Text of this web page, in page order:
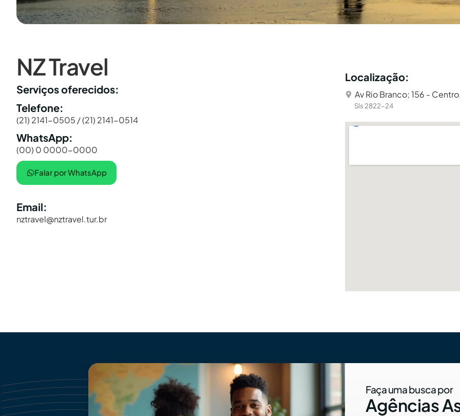
NZ Travel
Serviços oferecidos:
Telefone:
(21) 2141-0505 / (21) 2141-0514
WhatsApp:
(00) 0 0000-0000
Falar por WhatsApp
Email:
nztravel@nztravel.tur.br
Localização:
Av Rio Branco; 156 -
Sls 2822-24
Faça uma busca por
Agências